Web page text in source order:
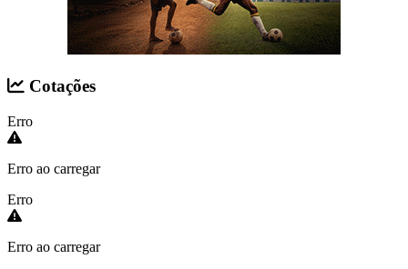
Cotações
Erro
Erro ao carregar
Erro
Erro ao carregar